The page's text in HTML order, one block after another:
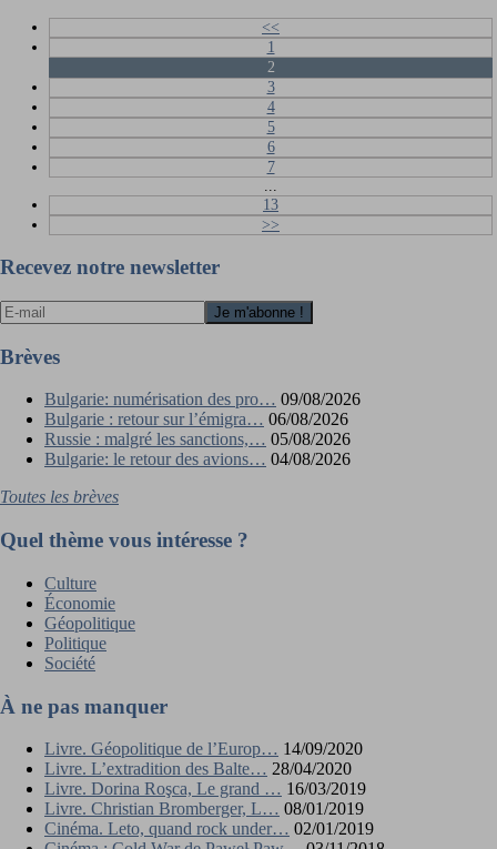
<<
1
2
3
4
5
6
7
13
>>
Recevez notre newsletter
Brèves
Bulgarie: numérisation des pro… 09/08/2026
Bulgarie : retour sur l’émigra… 06/08/2026
Russie : malgré les sanctions,… 05/08/2026
Bulgarie: le retour des avions… 04/08/2026
Toutes les brèves
Quel thème vous intéresse ?
Culture
Économie
Géopolitique
Politique
Société
À ne pas manquer
Livre. Géopolitique de l’Europ… 14/09/2020
Livre. L’extradition des Balte… 28/04/2020
Livre. Dorina Roşca, Le grand … 16/03/2019
Livre. Christian Bromberger, L… 08/01/2019
Cinéma. Leto, quand rock under… 02/01/2019